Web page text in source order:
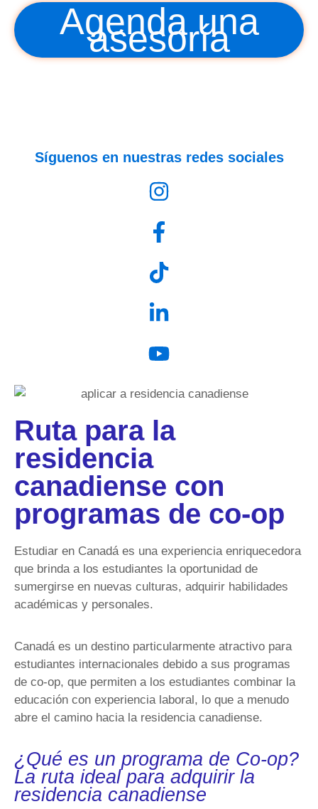
Agenda una
asesoría
Síguenos en nuestras redes sociales
Ruta para la
residencia
canadiense con
programas de co-op
Estudiar en Canadá es una experiencia enriquecedora
que brinda a los estudiantes la oportunidad de
sumergirse en nuevas culturas, adquirir habilidades
académicas y personales.
Canadá es un destino particularmente atractivo para
estudiantes internacionales debido a sus programas
de co-op, que permiten a los estudiantes combinar la
educación con experiencia laboral, lo que a menudo
abre el camino hacia la residencia canadiense.
¿Qué es un programa de Co-op?
La ruta ideal para adquirir la
residencia canadiense